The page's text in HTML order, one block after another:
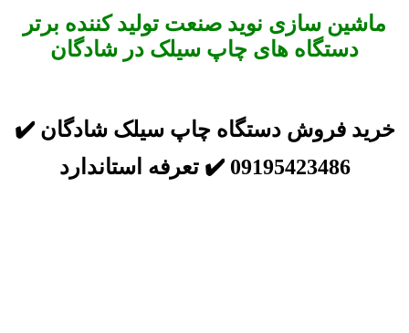
ماشین سازی نوید صنعت تولید کننده برتر
دستگاه های چاپ سیلک در شادگان
خرید فروش دستگاه چاپ سیلک شادگان ✔️
09195423486 ✔️ تعرفه استاندارد